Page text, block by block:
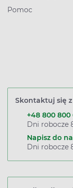
Pomoc
Skontaktuj się
+48 800 800
Dni robocze
Napisz do
Dni robocze